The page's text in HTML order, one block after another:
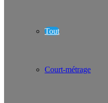
Tout
Court-métrage